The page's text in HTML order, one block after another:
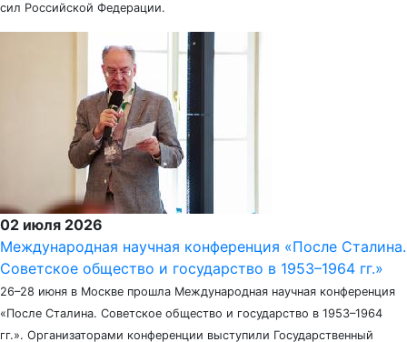
сил Российской Федерации.
02 июля 2026
Международная научная конференция «После Сталина.
Советское общество и государство в 1953–1964 гг.»
26–28 июня в Москве прошла Международная научная конференция
«После Сталина. Советское общество и государство в 1953–1964
гг.». Организаторами конференции выступили Государственный